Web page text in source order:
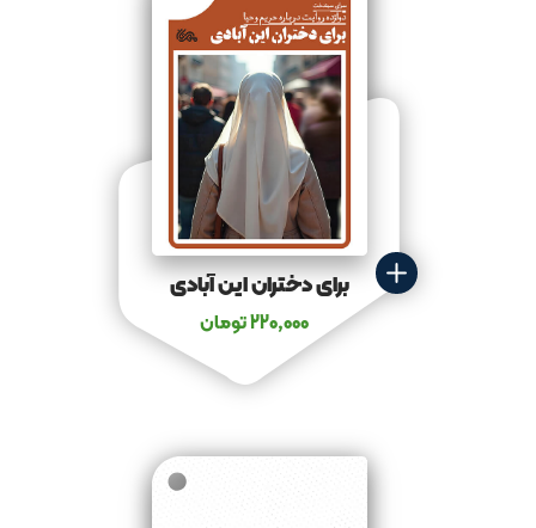
برای دختران این آبادی
220,000تومان